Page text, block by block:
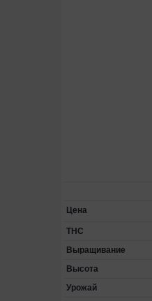
Цена
THC
Выращивание
Высота
Урожай